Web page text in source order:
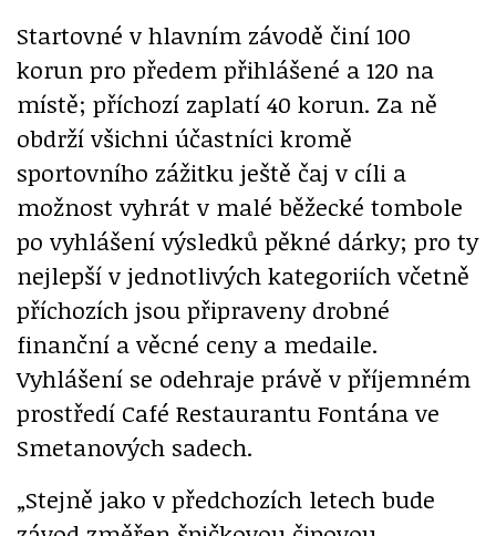
Startovné v hlavním závodě činí 100
korun pro předem přihlášené a 120 na
místě; příchozí zaplatí 40 korun. Za ně
obdrží všichni účastníci kromě
sportovního zážitku ještě čaj v cíli a
možnost vyhrát v malé běžecké tombole
po vyhlášení výsledků pěkné dárky; pro ty
nejlepší v jednotlivých kategoriích včetně
příchozích jsou připraveny drobné
finanční a věcné ceny a medaile.
Vyhlášení se odehraje právě v příjemném
prostředí Café Restaurantu Fontána ve
Smetanových sadech.
„Stejně jako v předchozích letech bude